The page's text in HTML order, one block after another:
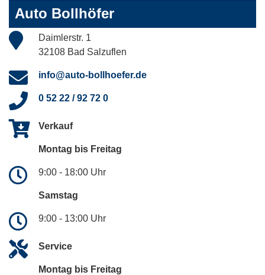
Auto Bollhöfer
Daimlerstr. 1
32108 Bad Salzuflen
info@auto-bollhoefer.de
0 52 22 / 92 72 0
Verkauf
Montag bis Freitag
9:00 - 18:00 Uhr
Samstag
9:00 - 13:00 Uhr
Service
Montag bis Freitag